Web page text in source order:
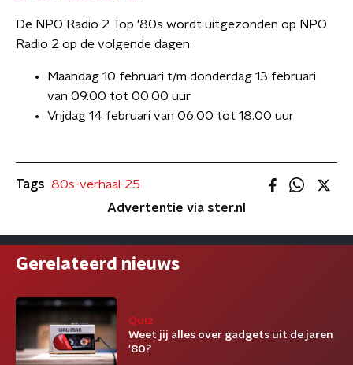
De NPO Radio 2 Top '80s wordt uitgezonden op NPO
Radio 2 op de volgende dagen:
Maandag 10 februari t/m donderdag 13 februari
van 09.00 tot 00.00 uur
Vrijdag 14 februari van 06.00 tot 18.00 uur
Tags 80s-verhaal-25
Advertentie via ster.nl
Gerelateerd nieuws
Quiz
Weet jij alles over gadgets uit de jaren
'80?